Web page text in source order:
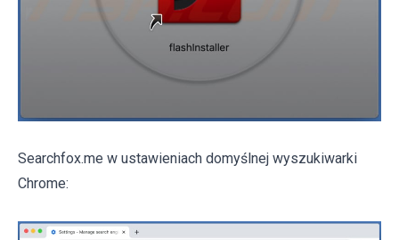
Searchfox.me w ustawieniach domyślnej wyszukiwarki
Chrome: